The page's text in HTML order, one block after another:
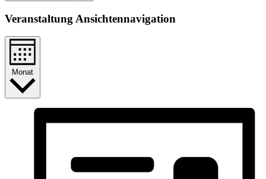
Veranstaltung Ansichtennavigation
Monat